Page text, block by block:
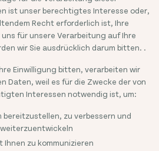
ist unser berechtigtes Interesse oder,
Recht erforderlich ist, Ihre
für unsere Verarbeitung auf Ihre
wir Sie ausdrücklich darum bitten. .
Einwilligung bitten, verarbeiten wir
Daten, weil es für die Zwecke der von
Interessen notwendig ist, um:
bereitzustellen, zu verbessern und
weiterzuentwickeln
Ihnen zu kommunizieren